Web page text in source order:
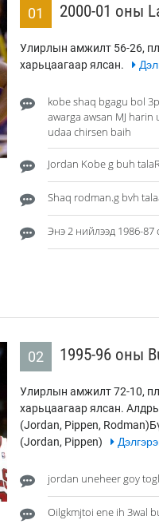
01 2000-01 оны
Улирлын амжилт 56-26,
харьцаагаар ялсан.
kobe shaq bgagu bol
awarga awsan MJ
udaa chirsen baih
Jordan Kobe g buh
Shaq rodman.g bvh
Энэ 2 нийлээд 1986-87
02 1995-96 оны
Улирлын амжилт 72-10,
харьцаагаар ялсан.
(Jordan, Pippen,
(Jordan, Pippen)
jordan uneheer goy
Oilgkmjtoi ene ih 3wal